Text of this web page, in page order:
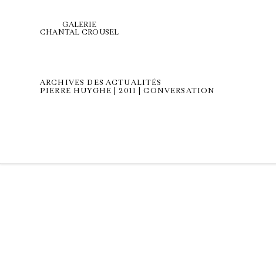
GALERIE
CHANTAL CROUSEL
ARCHIVES DES ACTUALITÉS
PIERRE HUYGHE | 2011 | CONVERSATION